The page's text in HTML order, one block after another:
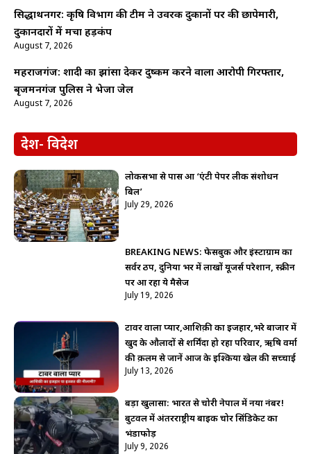
सिद्धार्थनगर: कृषि विभाग की टीम ने उर्वरक दुकानों पर की छापेमारी,
दुकानदारों में मचा हड़कंप
August 7, 2026
महराजगंज: शादी का झांसा देकर दुष्कर्म करने वाला आरोपी गिरफ्तार,
बृजमनगंज पुलिस ने भेजा जेल
August 7, 2026
देश- विदेश
लोकसभा से पास हुआ ‘एंटी पेपर लीक संशोधन
बिल’
July 29, 2026
BREAKING NEWS: फेसबुक और इंस्टाग्राम का
सर्वर ठप, दुनिया भर में लाखों यूजर्स परेशान, स्क्रीन
पर आ रहा ये मैसेज
July 19, 2026
टावर वाला प्यार,आशिक़ी का इजहार,भरे बाजार में
खुद के औलादों से शर्मिंदा हो रहा परिवार, ऋषि वर्मा
की क़लम से जानें आज के इश्किया खेल की सच्चाई
July 13, 2026
बड़ा खुलासा: भारत से चोरी नेपाल में नया नंबर!
बुटवल में अंतरराष्ट्रीय बाइक चोर सिंडिकेट का
भंडाफोड़
July 9, 2026